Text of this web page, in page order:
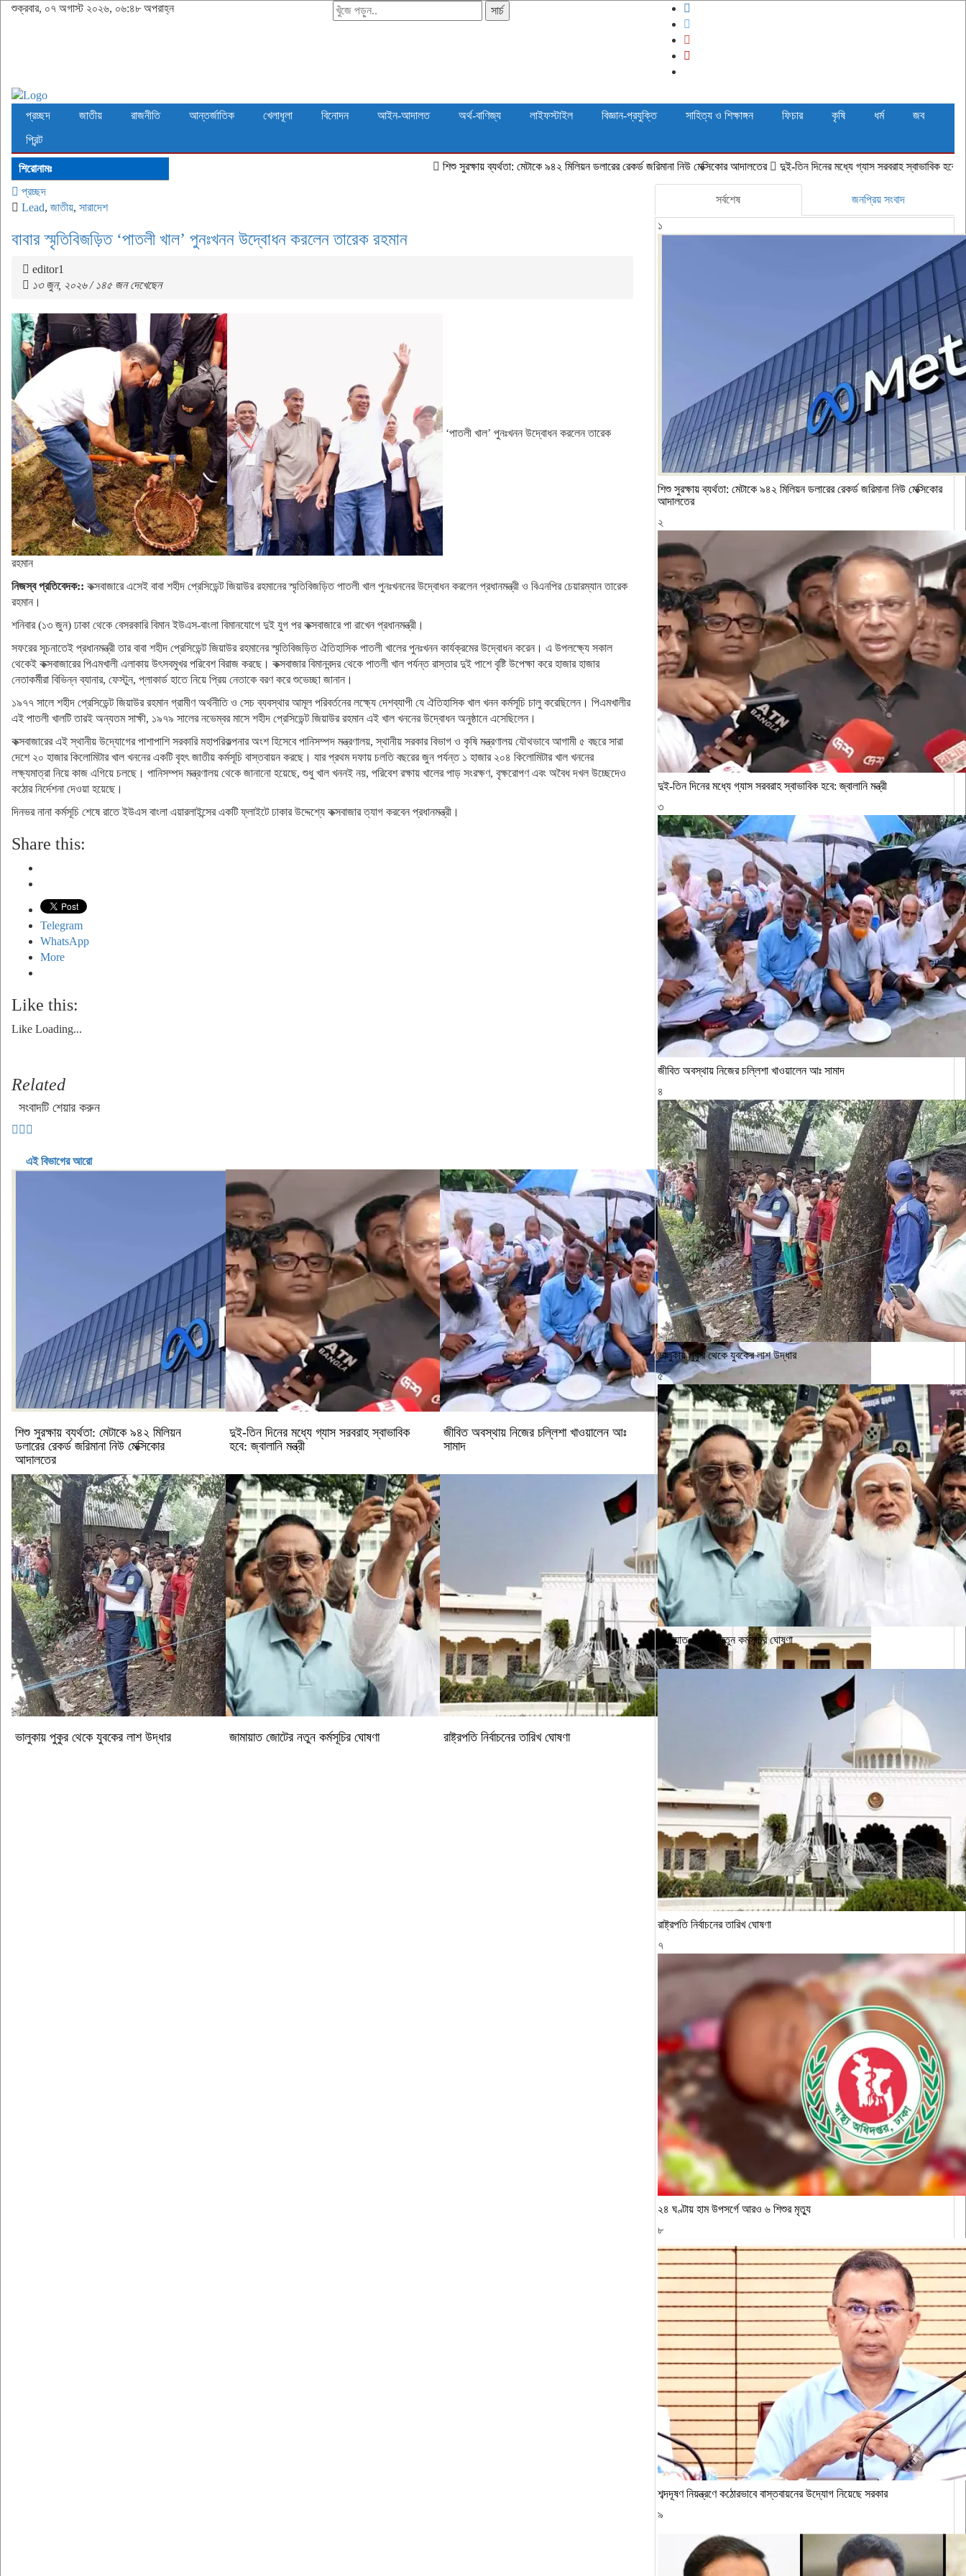
শুক্রবার, ০৭ অগাস্ট ২০২৬, ০৬:৪৮ অপরাহ্ন সার্চ
প্রচ্ছদ জাতীয় রাজনীতি আন্তর্জাতিক খেলাধূলা বিনোদন আইন-আদালত অর্থ-বাণিজ্য লাইফস্টাইল বিজ্ঞান-প্রযুক্তি সাহিত্য ও শিক্ষাঙ্গন ফিচার কৃষি ধর্ম
জব
প্রিন্ট
শিরোনামঃ শিশু সুরক্ষায় ব্যর্থতা: মেটাকে ৯৪২ মিলিয়ন ডলারের রেকর্ড জরিমানা নিউ মেক্সিকোর আদালতের দুই-তিন দিনের মধ্যে গ্যাস সরবরাহ স্বাভাবিক হবে: জ্বালানি মন্ত্রী
প্রচ্ছদ
Lead, জাতীয়, সারাদেশ
বাবার স্মৃতিবিজড়িত ‘পাতলী খাল’ পুনঃখনন উদ্বোধন করলেন তারেক রহমান
editor1
১৩ জুন, ২০২৬ / ১৪৫ জন দেখেছেন
‘পাতলী খাল’ পুনঃখনন উদ্বোধন করলেন তারেক
রহমান
নিজস্ব প্রতিবেদক:: কক্সবাজারে এসেই বাবা শহীদ প্রেসিডেন্ট জিয়াউর রহমানের স্মৃতিবিজড়িত পাতলী খাল পুনঃখননের উদ্বোধন করলেন প্রধানমন্ত্রী ও বিএনপির চেয়ারম্যান তারেক
রহমান।
শনিবার (১৩ জুন) ঢাকা থেকে বেসরকারি বিমান ইউএস-বাংলা বিমানযোগে দুই যুগ পর কক্সবাজারে পা রাখেন প্রধানমন্ত্রী।
সফরের সূচনাতেই প্রধানমন্ত্রী তার বাবা শহীদ প্রেসিডেন্ট জিয়াউর রহমানের স্মৃতিবিজড়িত ঐতিহাসিক পাতলী খালের পুনঃখনন কার্যক্রমের উদ্বোধন করেন। এ উপলক্ষ্যে সকাল
থেকেই কক্সবাজারের পিএমখালী এলাকায় উৎসবমুখর পরিবেশ বিরাজ করছে। কক্সবাজার বিমানবন্দর থেকে পাতলী খাল পর্যন্ত রাস্তার দুই পাশে বৃষ্টি উপেক্ষা করে হাজার হাজার
নেতাকর্মীরা বিভিন্ন ব্যানার, ফেস্টুন, প্লাকার্ড হাতে নিয়ে প্রিয় নেতাকে বরণ করে শুভেচ্ছা জানান।
১৯৭৭ সালে শহীদ প্রেসিডেন্ট জিয়াউর রহমান গ্রামীণ অর্থনীতি ও সেচ ব্যবস্থার আমূল পরিবর্তনের লক্ষ্যে দেশব্যাপী যে ঐতিহাসিক খাল খনন কর্মসূচি চালু করেছিলেন। পিএমখালীর
এই পাতলী খালটি তারই অন্যতম সাক্ষী, ১৯৭৯ সালের নভেম্বর মাসে শহীদ প্রেসিডেন্ট জিয়াউর রহমান এই খাল খননের উদ্বোধন অনুষ্ঠানে এসেছিলেন।
কক্সবাজারের এই স্থানীয় উদ্যোগের পাশাপাশি সরকারি মহাপরিকল্পনার অংশ হিসেবে পানিসম্পদ মন্ত্রণালয়, স্থানীয় সরকার বিভাগ ও কৃষি মন্ত্রণালয় যৌথভাবে আগামী ৫ বছরে সারা
দেশে ২০ হাজার কিলোমিটার খাল খননের একটি বৃহৎ জাতীয় কর্মসূচি বাস্তবায়ন করছে। যার প্রথম দফায় চলতি বছরের জুন পর্যন্ত ১ হাজার ২০৪ কিলোমিটার খাল খননের
লক্ষ্যমাত্রা নিয়ে কাজ এগিয়ে চলছে। পানিসম্পদ মন্ত্রণালয় থেকে জানানো হয়েছে, শুধু খাল খননই নয়, পরিবেশ রক্ষায় খালের পাড় সংরক্ষণ, বৃক্ষরোপণ এবং অবৈধ দখল উচ্ছেদেও
কঠোর নির্দেশনা দেওয়া হয়েছে।
দিনভর নানা কর্মসূচি শেষে রাতে ইউএস বাংলা এয়ারলাইন্সের একটি ফ্লাইটে ঢাকার উদ্দেশ্যে কক্সবাজার ত্যাগ করবেন প্রধানমন্ত্রী।
Share this:
Telegram
WhatsApp
More
Like this:
Like Loading...
Related
সংবাদটি শেয়ার করুন
এই বিভাগের আরো
শিশু সুরক্ষায় ব্যর্থতা: মেটাকে ৯৪২ মিলিয়ন
ডলারের রেকর্ড জরিমানা নিউ মেক্সিকোর
আদালতের
দুই-তিন দিনের মধ্যে গ্যাস সরবরাহ স্বাভাবিক
হবে: জ্বালানি মন্ত্রী
জীবিত অবস্থায় নিজের চল্লিশা খাওয়ালেন আঃ
সামাদ
ভালুকায় পুকুর থেকে যুবকের লাশ উদ্ধার জামায়াত জোটের নতুন কর্মসূচির ঘোষণা রাষ্ট্রপতি নির্বাচনের তারিখ ঘোষণা
সর্বশেষ জনপ্রিয় সংবাদ
১
শিশু সুরক্ষায় ব্যর্থতা: মেটাকে ৯৪২ মিলিয়ন ডলারের রেকর্ড জরিমানা নিউ মেক্সিকোর
আদালতের
২
দুই-তিন দিনের মধ্যে গ্যাস সরবরাহ স্বাভাবিক হবে: জ্বালানি মন্ত্রী
৩
জীবিত অবস্থায় নিজের চল্লিশা খাওয়ালেন আঃ সামাদ
৪
ভালুকায় পুকুর থেকে যুবকের লাশ উদ্ধার
৫
জামায়াত জোটের নতুন কর্মসূচির ঘোষণা
৬
রাষ্ট্রপতি নির্বাচনের তারিখ ঘোষণা
৭
২৪ ঘণ্টায় হাম উপসর্গে আরও ৬ শিশুর মৃত্যু
৮
শব্দদূষণ নিয়ন্ত্রণে কঠোরভাবে বাস্তবায়নের উদ্যোগ নিয়েছে সরকার
৯